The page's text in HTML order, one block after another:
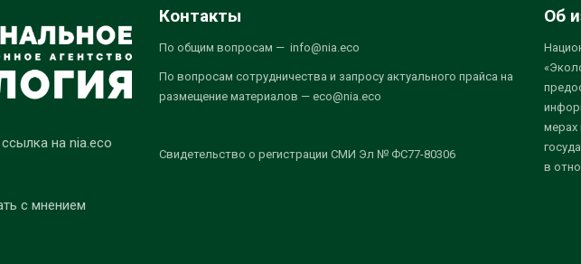
на nia.eco
с мнением
Контакты
По общим вопросам — info@nia.eco
По вопросам сотрудничества и запросу актуального прайса на
размещение материалов — eco@nia.eco
Свидетельство о регистрации СМИ Эл № ФС77-80306
Об
мерах
в